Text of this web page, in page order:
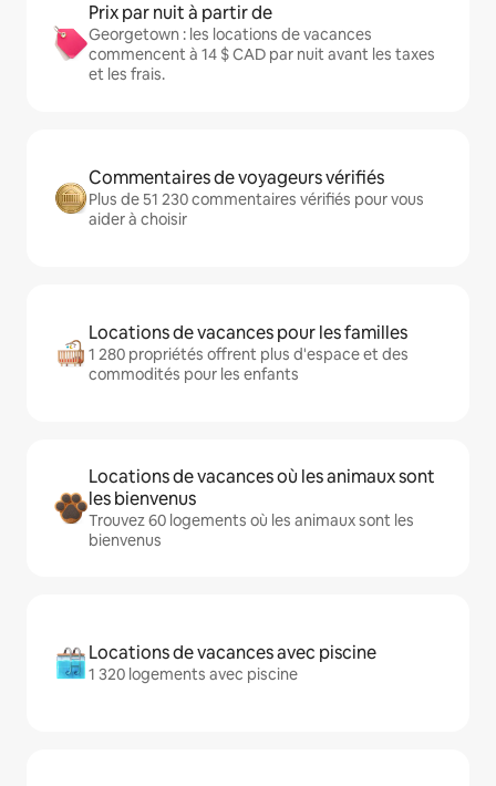
Prix par nuit à partir de
Georgetown : les locations de vacances
commencent à 14 $ CAD par nuit avant les taxes
et les frais.
Commentaires de voyageurs vérifiés
Plus de 51 230 commentaires vérifiés pour vous
aider à choisir
Locations de vacances pour les familles
1 280 propriétés offrent plus d'espace et des
commodités pour les enfants
Locations de vacances où les animaux sont
les bienvenus
Trouvez 60 logements où les animaux sont les
bienvenus
Locations de vacances avec piscine
1 320 logements avec piscine